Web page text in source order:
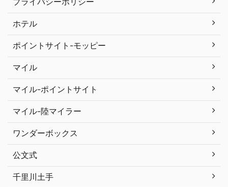
ホテル
ポイントサイト-モッピー
マイル
マイル-ポイントサイト
マイル-陸マイラー
ワンダーボックス
公文式
千里川土手